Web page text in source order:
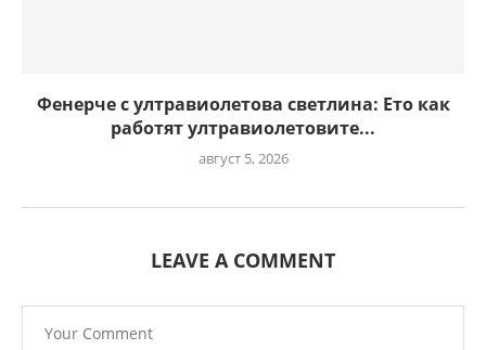
Фенерче с ултравиолетова светлина: Ето как
работят ултравиолетовите...
август 5, 2026
LEAVE A COMMENT